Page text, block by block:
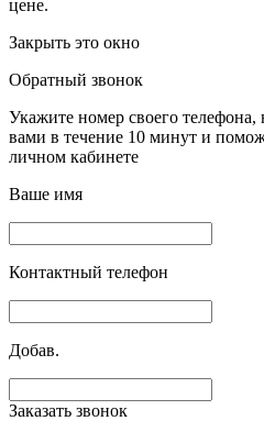
цене.
Закрыть это окно
Обратный звонок
Укажите номер своего
вами в течение 10 минут и
личном кабинете
Ваше имя
Контактный телефон
Добав.
Заказать звонок